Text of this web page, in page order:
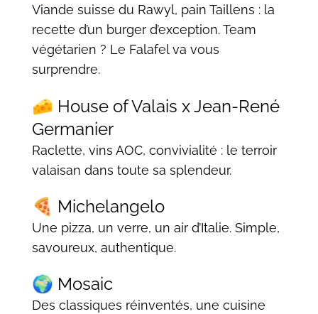
Viande suisse du Rawyl, pain Taillens : la
recette d’un burger d’exception. Team
végétarien ? Le Falafel va vous
surprendre.
🧀 House of Valais x Jean-René
Germanier
Raclette, vins AOC, convivialité : le terroir
valaisan dans toute sa splendeur.
🍕 Michelangelo
Une pizza, un verre, un air d’Italie. Simple,
savoureux, authentique.
🌍 Mosaic
Des classiques réinventés, une cuisine